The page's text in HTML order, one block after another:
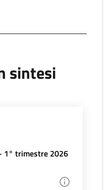
sintesi
1° trimestre 2026